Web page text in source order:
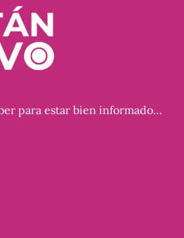
para estar bien informado…